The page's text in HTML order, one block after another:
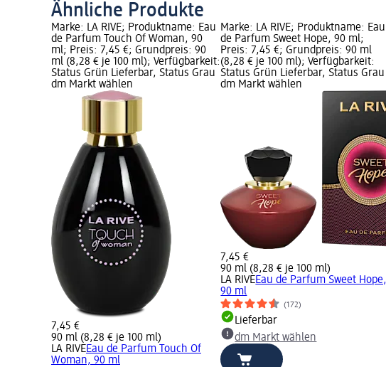
Ähnliche Produkte
Marke: LA RIVE; Produktname: Eau
de Parfum Touch Of Woman, 90
ml; Preis: 7,45 €; Grundpreis: 90
ml (8,28 € je 100 ml); Verfügbarkeit:
Status Grün Lieferbar, Status Grau
dm Markt wählen
7,45 €
90 ml (8,28 € je 100 ml)
LA RIVEEau de Parfum Touch Of
Woman, 90 ml
Marke: LA RIVE; Produktname: Eau
de Parfum Sweet Hope, 90 ml;
Preis: 7,45 €; Grundpreis: 90 ml
(8,28 € je 100 ml); Verfügbarkeit:
Status Grün Lieferbar, Status Grau
dm Markt wählen
7,45 €
90 ml (8,28 € je 100 ml)
LA RIVEEau de Parfum Sweet Hope,
90 ml
(172)
Lieferbar
dm Markt wählen